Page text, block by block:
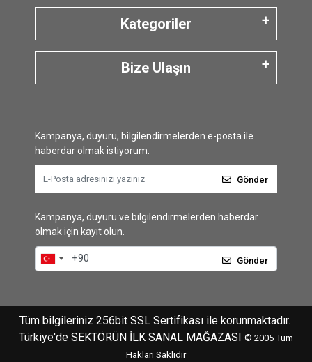
Kategoriler
Bize Ulaşın
Kampanya, duyuru, bilgilendirmelerden e-posta ile
haberdar olmak istiyorum.
Gönder
Kampanya, duyuru ve bilgilendirmelerden haberdar
olmak için kayıt olun.
Gönder
Tüm bilgileriniz 256bit SSL Sertifikası ile korunmaktadır.
Türkiye'de SEKTÖRÜN İLK SANAL MAĞAZASI © 2005 Tüm
Hakları Saklıdır